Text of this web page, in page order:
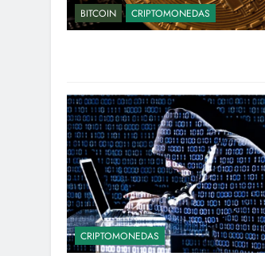
BITCOIN CRIPTOMONEDAS
CRIPTOMONEDAS